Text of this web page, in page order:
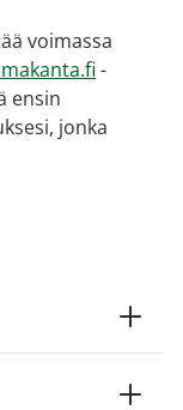
voimassa
-
ensin
jonka